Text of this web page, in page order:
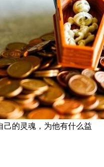
己的灵魂，为他有什么益